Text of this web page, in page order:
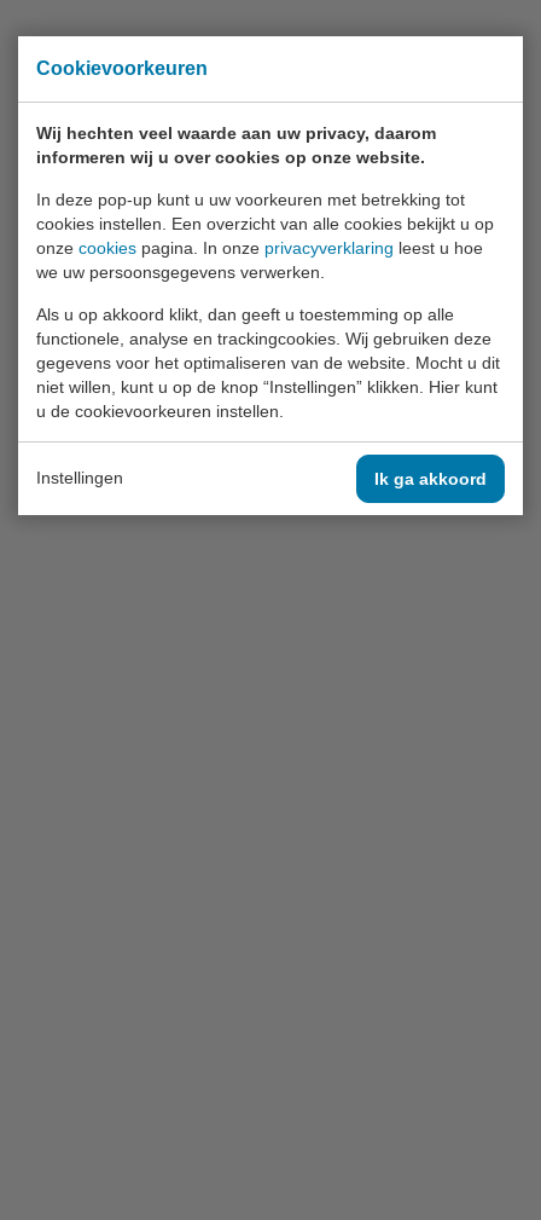
Cookievoorkeuren
Wij hechten veel waarde aan uw privacy, daarom
informeren wij u over cookies op onze website.
In deze pop-up kunt u uw voorkeuren met betrekking tot
cookies instellen. Een overzicht van alle cookies bekijkt u op
onze cookies pagina. In onze privacyverklaring leest u hoe
we uw persoonsgegevens verwerken.
Als u op akkoord klikt, dan geeft u toestemming op alle
functionele, analyse en trackingcookies. Wij gebruiken deze
gegevens voor het optimaliseren van de website. Mocht u dit
niet willen, kunt u op de knop “Instellingen” klikken. Hier kunt
u de cookievoorkeuren instellen.
Instellingen Ik ga akkoord